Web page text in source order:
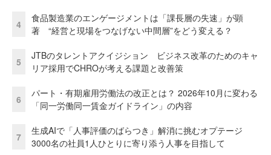
4
食品製造業のエンゲージメントは「課長層の失速」が顕
著 “経営と現場をつなげない中間層”をどう変える？
5
JTBのタレントアクイジション ビジネス改革のためのキャ
リア採用でCHROが考える課題と改善策
6
パート・有期雇用労働法の改正とは？ 2026年10月に変わる
「同一労働同一賃金ガイドライン」の内容
7
生成AIで「人事評価のばらつき」解消に挑むオプテージ
3000名の社員1人ひとりに寄り添う人事を目指して